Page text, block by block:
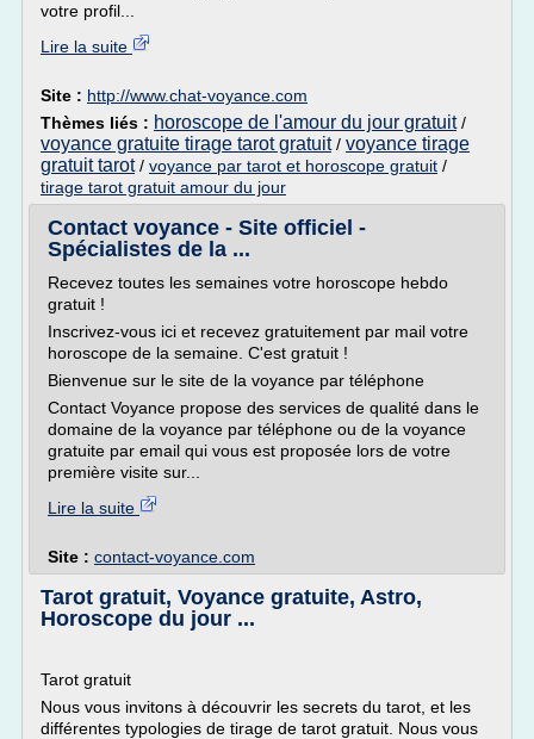
votre profil...
Lire la suite
Site : http://www.chat-voyance.com
Thèmes liés : horoscope de l'amour du jour gratuit/
voyance gratuite tirage tarot gratuit/ voyance tirage
gratuit tarot/ voyance par tarot et horoscope gratuit /
tirage tarot gratuit amour du jour
Contact voyance - Site officiel -
Spécialistes de la ...
Recevez toutes les semaines votre horoscope hebdo
gratuit !
Inscrivez-vous ici et recevez gratuitement par mail votre
horoscope de la semaine. C'est gratuit !
Bienvenue sur le site de la voyance par téléphone
Contact Voyance propose des services de qualité dans le
domaine de la voyance par téléphone ou de la voyance
gratuite par email qui vous est proposée lors de votre
première visite sur...
Lire la suite
Site : contact-voyance.com
Tarot gratuit, Voyance gratuite, Astro,
Horoscope du jour ...
Tarot gratuit
Nous vous invitons à découvrir les secrets du tarot, et les
différentes typologies de tirage de tarot gratuit. Nous vous